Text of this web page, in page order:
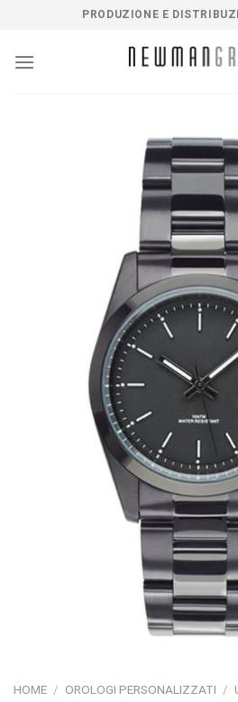
contenuti
PRODUZIONE E
HOME / OROLOGI PERSONALIZZATI /